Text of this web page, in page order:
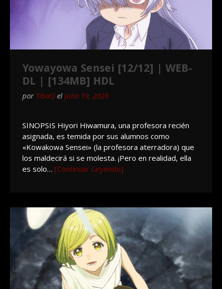
Yowayowa Sensei [12/12] | WEB-
DL | [134MB] HDL
por TibaQ el julio 19, 2026
SINOPSIS Hiyori Hiwamura, una profesora recién
asignada, es temida por sus alumnos como
«Kowakowa Sensei» (la profesora aterradora) que
los maldecirá si se molesta. ¡Pero en realidad, ella
es solo… [Continuar Leyendo]